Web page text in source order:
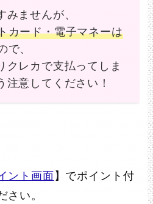
みませんが、
カード・電子マネーは
で、
クレカで支払ってしま
注意してください！
ント画面 】でポイント付
さい。